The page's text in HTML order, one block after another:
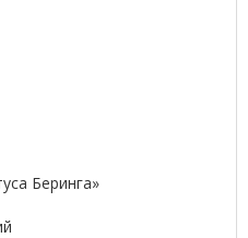
Беринга»